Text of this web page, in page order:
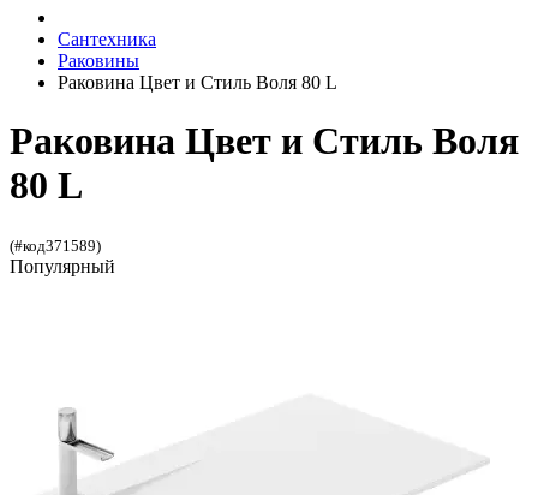
Сантехника
Раковины
Раковина Цвет и Стиль Воля 80 L
Раковина Цвет и Стиль Воля
80 L
(#код371589)
Популярный